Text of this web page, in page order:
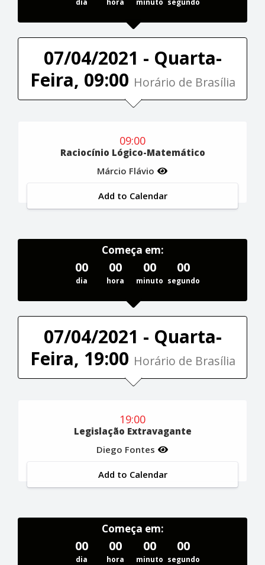
07/04/2021 - Quarta-
Feira, 09:00 Horário de Brasília
09:00
Raciocínio Lógico-Matemático
Márcio Flávio
Add to Calendar
Começa em:
00
dia
00
hora
00
minuto
00
segundo
07/04/2021 - Quarta-
Feira, 19:00 Horário de Brasília
19:00
Legislação Extravagante
Diego Fontes
Add to Calendar
Começa em:
00
dia
00
hora
00
minuto
00
segundo